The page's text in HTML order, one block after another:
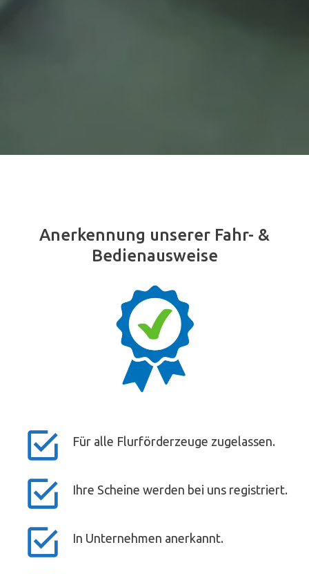
Anerkennung unserer Fahr- &
Bedienausweise
Für alle Flurförderzeuge zugelassen.
Ihre Scheine werden bei uns registriert.
In Unternehmen anerkannt.